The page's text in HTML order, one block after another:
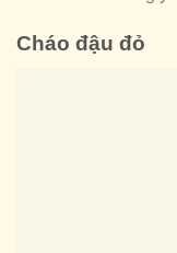
Cháo đậu đỏ